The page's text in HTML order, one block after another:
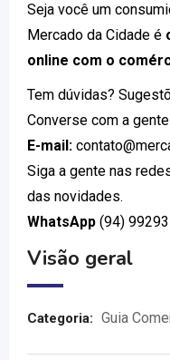
Seja você um
Mercado da Cidade é
online com o
Tem dúvidas?
Converse com a
E-mail:
Siga a gente nas
das novidades.
WhatsApp (94)
Visão geral
Categoria: Guia